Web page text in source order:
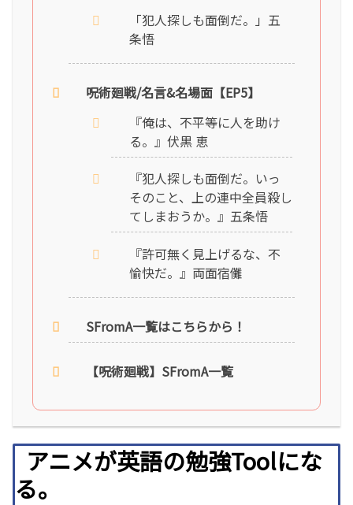
「犯人探しも面倒だ。」五
条悟
呪術廻戦/名言&名場面【EP5】
『俺は、不平等に人を助け
る。』伏黒 恵
『犯人探しも面倒だ。いっ
そのこと、上の連中全員殺し
てしまおうか。』五条悟
『許可無く見上げるな、不
愉快だ。』両面宿儺
SFromA一覧はこちらから！
【呪術廻戦】SFromA一覧
アニメが英語の勉強Toolにな
る。